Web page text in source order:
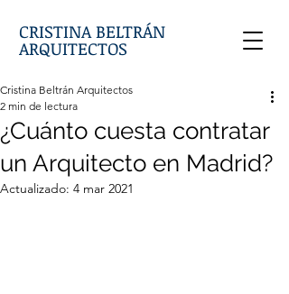
CRISTINA BELTRÁN
ARQUITECTOS
¿Cuánto cuesta contratar
un Arquitecto en Madrid?
Cristina Beltrán Arquitectos
2 min de lectura
Actualizado: 4 mar 2021